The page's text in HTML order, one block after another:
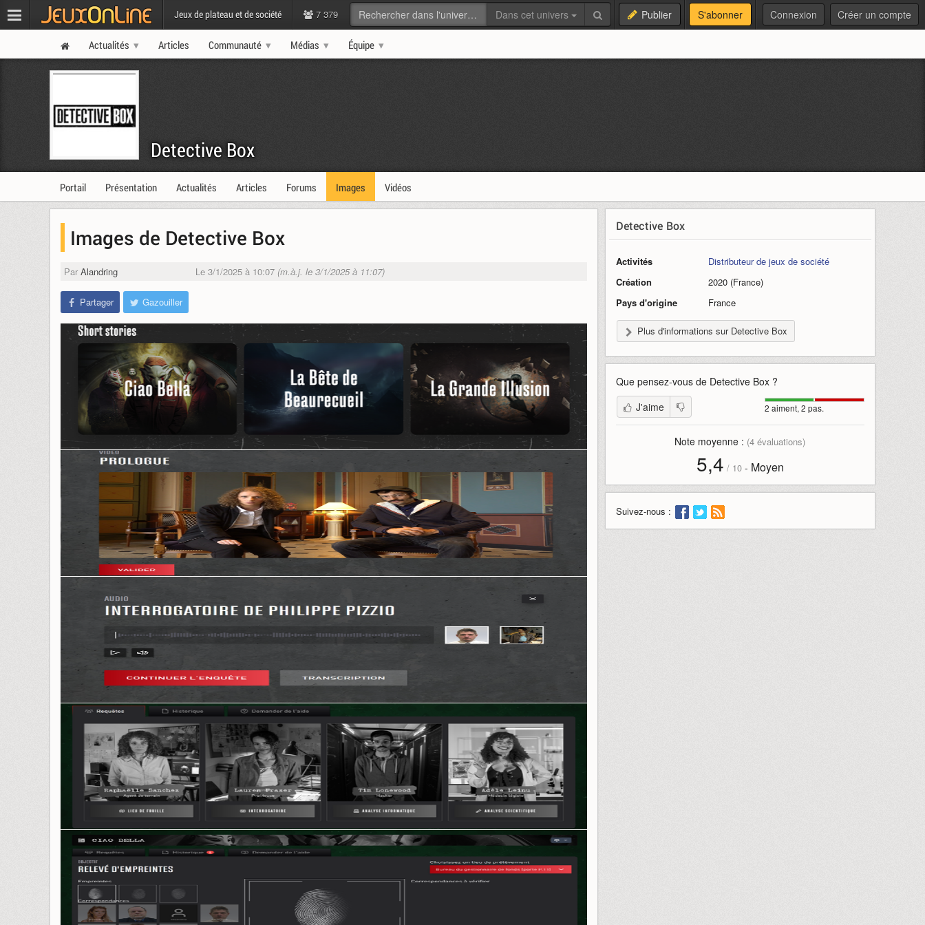
Jeux de plateau et de société 7 379 Dans cet univers Publier S'abonner Connexion Créer un compte
Actualités Articles Communauté Médias Équipe
Detective Box
Portail Présentation Actualités Articles Forums Images Vidéos
Images de Detective Box
Par Alandring Le 3/1/2025 à 10:07 (m.à.j. le 3/1/2025 à 11:07)
Partager Gazouiller
Detective Box
Activités
Distributeur de jeux de société
Création
2020 (France)
Pays d'origine
France
Plus d'informations sur Detective Box
Que pensez-vous de Detective Box?
2 aiment, 2 pas.
J'aime
Note moyenne : (4 évaluations)
5,4 / 10- Moyen
Suivez-nous :